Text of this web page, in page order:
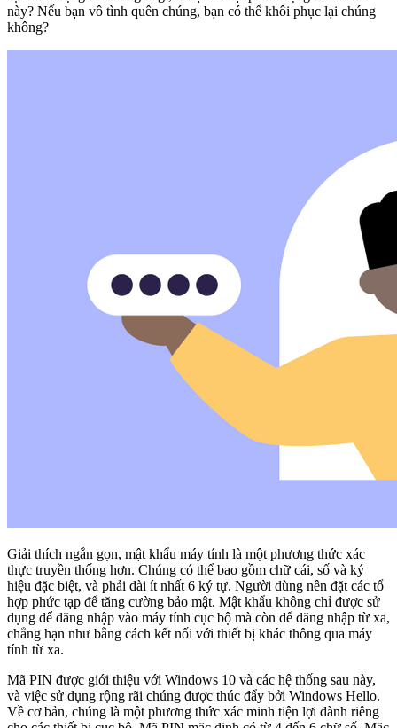
này? Nếu bạn vô tình quên chúng, bạn có thể khôi phục lại chúng
không?
Giải thích ngắn gọn, mật khẩu máy tính là một phương thức xác
thực truyền thống hơn. Chúng có thể bao gồm chữ cái, số và ký
hiệu đặc biệt, và phải dài ít nhất 6 ký tự. Người dùng nên đặt các tổ
hợp phức tạp để tăng cường bảo mật. Mật khẩu không chỉ được sử
dụng để đăng nhập vào máy tính cục bộ mà còn để đăng nhập từ xa,
chẳng hạn như bằng cách kết nối với thiết bị khác thông qua máy
tính từ xa.
Mã PIN được giới thiệu với Windows 10 và các hệ thống sau này,
và việc sử dụng rộng rãi chúng được thúc đẩy bởi Windows Hello.
Về cơ bản, chúng là một phương thức xác minh tiện lợi dành riêng